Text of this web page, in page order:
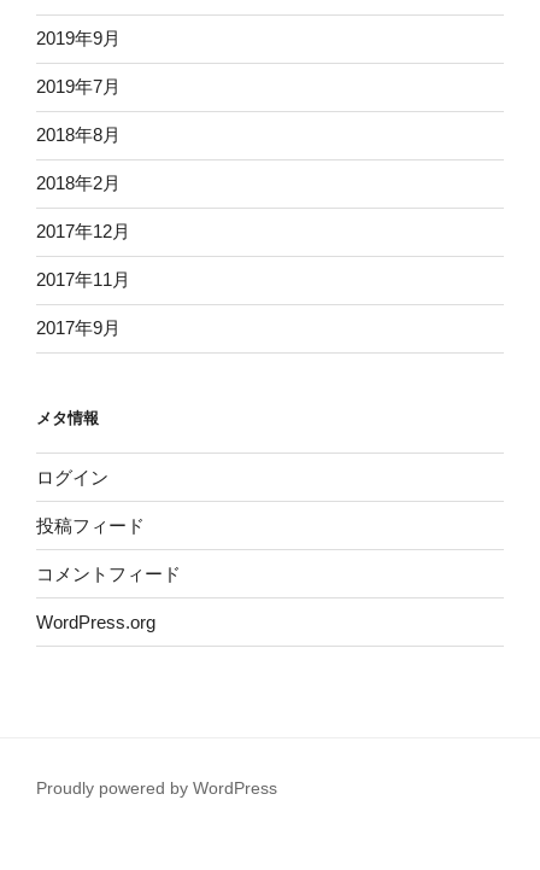
2019年9月
2019年7月
2018年8月
2018年2月
2017年12月
2017年11月
2017年9月
メタ情報
ログイン
投稿フィード
コメントフィード
WordPress.org
Proudly powered by WordPress